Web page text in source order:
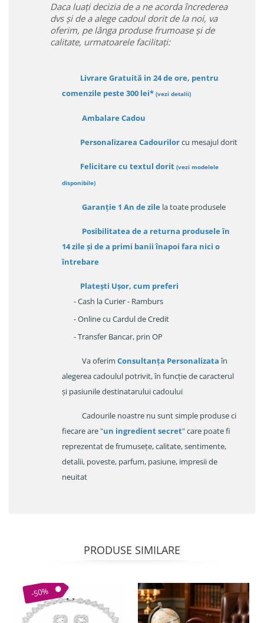
Daca luați decizia de a ne acorda încrederea
dvs și de a alege cadoul dorit de la noi, va
oferim, pe lânga produse frumoase și de
calitate, urmatoarele facilitați:
Livrare Gratuită in 24 de ore, pentru
comenzile peste 300 lei* (vezi detalii)
Ambalare Cadou
Personalizarea Cadourilorcu mesajul dorit
Felicitare cu textul dorit (vezi modelele
disponibile)
Garanție 1 An de zile la toate produsele
Posibilitatea de a returna produsele în
14 zileși de a primi banii înapoi fara nici o
întrebare
Platești Ușor, cum preferi
- Cash la Curier - Ramburs
- Online cu Cardul de Credit
- Transfer Bancar, prin OP
Va oferim Consultanța Personalizataîn
alegerea cadoulul potrivit, în funcție de caracterul
și pasiunile destinatarului cadoului
Cadourile noastre nu sunt simple produse ci
fiecare are "un ingredient secret" care poate fi
reprezentat de frumusețe, calitate, sentimente,
detalii, poveste, parfum, pasiune, impresii de
neuitat
PRODUSE SIMILARE
-50%